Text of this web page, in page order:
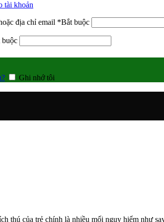
tài khoản
địa chỉ email *Bắt buộc
buộc
Ghi nhớ tôi
thú của trẻ chính là nhiều mối nguy hiểm như